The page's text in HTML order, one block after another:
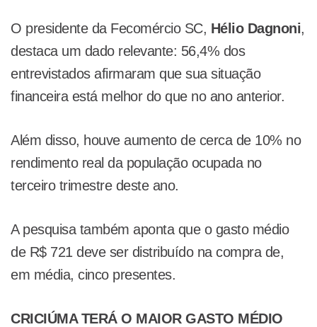
O presidente da Fecomércio SC, Hélio Dagnoni,
destaca um dado relevante: 56,4% dos
entrevistados afirmaram que sua situação
financeira está melhor do que no ano anterior.
Além disso, houve aumento de cerca de 10% no
rendimento real da população ocupada no
terceiro trimestre deste ano.
A pesquisa também aponta que o gasto médio
de R$ 721 deve ser distribuído na compra de,
em média, cinco presentes.
CRICIÚMA TERÁ O MAIOR GASTO MÉDIO